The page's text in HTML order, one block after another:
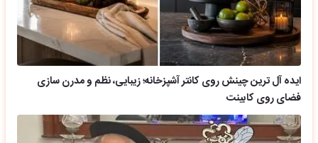
ایده آل ترین چینش روی کانتر آشپزخانه؛ زیبایی، نظم و مدرن سازی
فضای روی کابینت